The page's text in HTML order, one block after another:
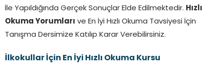
İle Yapıldığında Gerçek Sonuçlar Elde Edilmektedir. Hızlı
Okuma Yorumları ve En İyi Hızlı Okuma Tavsiyesi İçin
Tanışma Dersimize Katılıp Karar Verebilirsiniz.
İlkokullar İçin En İyi Hızlı Okuma Kursu